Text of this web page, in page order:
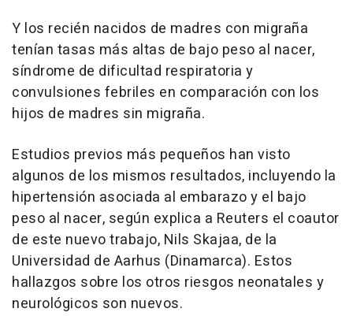
Y los recién nacidos de madres con migraña
tenían tasas más altas de bajo peso al nacer,
síndrome de dificultad respiratoria y
convulsiones febriles en comparación con los
hijos de madres sin migraña.
Estudios previos más pequeños han visto
algunos de los mismos resultados, incluyendo la
hipertensión asociada al embarazo y el bajo
peso al nacer, según explica a Reuters el coautor
de este nuevo trabajo, Nils Skajaa, de la
Universidad de Aarhus (Dinamarca). Estos
hallazgos sobre los otros riesgos neonatales y
neurológicos son nuevos.